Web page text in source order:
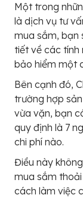
Một trong
là dịch vụ tư
mua sắm, bạn
tiết về các tính
bảo hiểm một
Bên cạnh đó,
trường hợp
vừa vặn, bạn
quy định là 7
chi phí nào.
Điều này
mua sắm
cách làm việc